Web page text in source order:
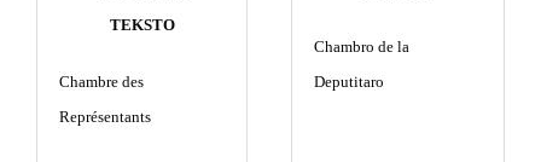
TEKSTO
Chambre des
Représentants
Chambro de la
Deputitaro